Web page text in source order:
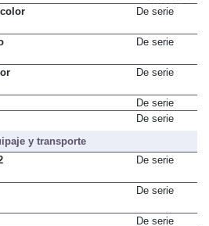
850 €
De serie
y transporte